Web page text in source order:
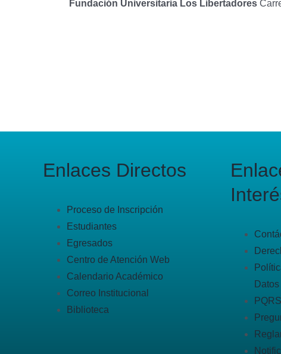
Fundación Universitaria Los Libertadores
Enlaces Directos
Proceso de Inscripción
Estudiantes
Egresados
Centro de Atención Web
Calendario Académico
Correo Institucional
Biblioteca